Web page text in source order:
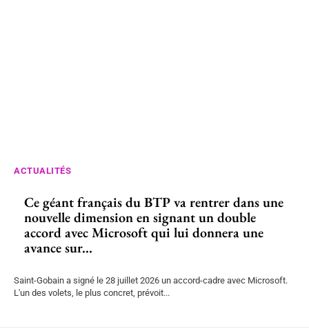
ACTUALITÉS
Ce géant français du BTP va rentrer dans une
nouvelle dimension en signant un double
accord avec Microsoft qui lui donnera une
avance sur...
Saint-Gobain a signé le 28 juillet 2026 un accord-cadre avec Microsoft.
L'un des volets, le plus concret, prévoit...